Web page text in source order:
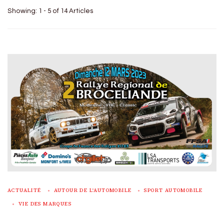
Showing: 1 - 5 of 14 Articles
ACTUALITÉ AUTOUR DE L'AUTOMOBILE SPORT AUTOMOBILE
VIE DES MARQUES